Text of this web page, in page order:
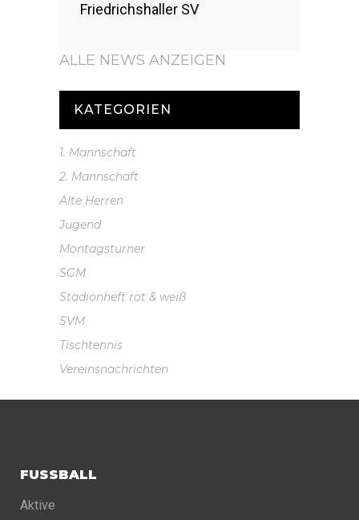
Friedrichshaller SV
ALLE NEWS ANZEIGEN
KATEGORIEN
1. Mannschaft
2. Mannschaft
Alte Herren
Jugend
Montagsturner
SGM
Stadionheft rot & weiß
SVM
Tischtennis
Vereinsnachrichten
FUSSBALL
Aktive